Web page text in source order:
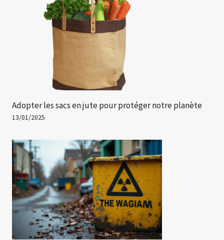
Adopter les sacs en jute pour protéger notre planète
13/01/2025